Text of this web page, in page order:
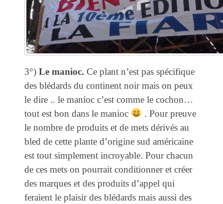
3°) Le manioc. Ce plant n’est pas spécifique
des blédards du continent noir mais on peux
le dire .. le manioc c’est comme le cochon…
tout est bon dans le manioc
. Pour preuve
le nombre de produits et de mets dérivés au
bled de cette plante d’origine sud américaine
est tout simplement incroyable. Pour chacun
de ces mets on pourrait conditionner et créer
des marques et des produits d’appel qui
feraient le plaisir des blédards mais aussi des